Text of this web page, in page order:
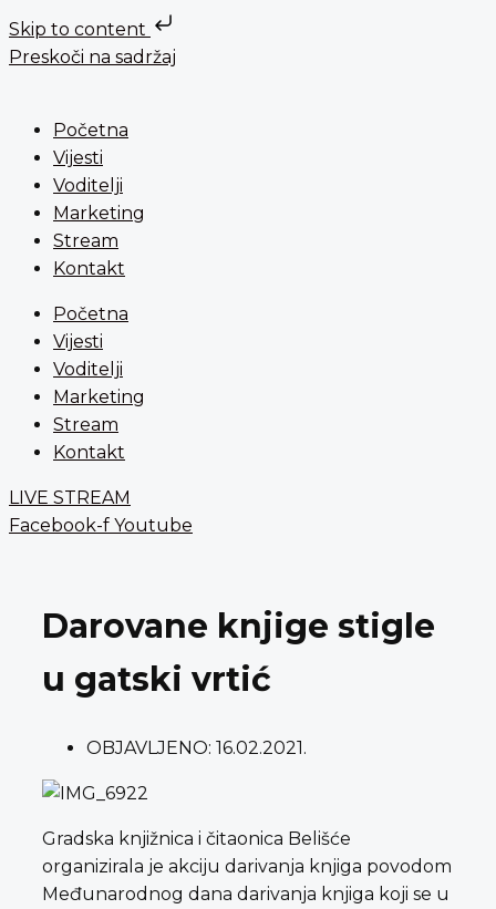
Skip to content
Preskoči na sadržaj
Početna
Vijesti
Voditelji
Marketing
Stream
Kontakt
Početna
Vijesti
Voditelji
Marketing
Stream
Kontakt
LIVE STREAM
Facebook-f Youtube
Darovane knjige stigle
u gatski vrtić
OBJAVLJENO: 16.02.2021.
Gradska knjižnica i čitaonica Belišće
organizirala je akciju darivanja knjiga povodom
Međunarodnog dana darivanja knjiga koji se u